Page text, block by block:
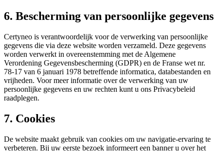
6. Bescherming van persoonlijke gegevens
Certyneo is verantwoordelijk voor de verwerking van persoonlijke
gegevens die via deze website worden verzameld. Deze gegevens
worden verwerkt in overeenstemming met de Algemene
Verordening Gegevensbescherming (GDPR) en de Franse wet nr.
78-17 van 6 januari 1978 betreffende informatica, databestanden en
vrijheden. Voor meer informatie over de verwerking van uw
persoonlijke gegevens en uw rechten kunt u ons Privacybeleid
raadplegen.
7. Cookies
De website maakt gebruik van cookies om uw navigatie-ervaring te
verbeteren. Bij uw eerste bezoek informeert een banner u over het